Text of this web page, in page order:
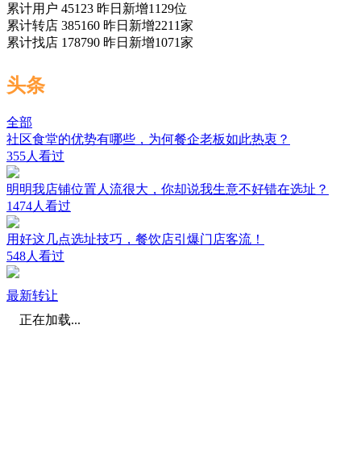
累计用户 45123 昨日新增1129位
累计转店 385160 昨日新增2211家
累计找店 178790 昨日新增1071家
头条
全部
社区食堂的优势有哪些，为何餐企老板如此热衷？
355人看过
明明我店铺位置人流很大，你却说我生意不好错在选址？
1474人看过
用好这几点选址技巧，餐饮店引爆门店客流！
548人看过
最新转让
正在加载...